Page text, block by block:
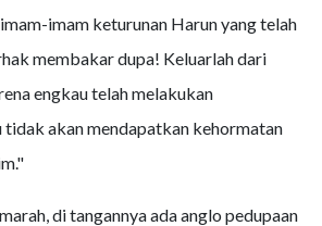
imam keturunan Harun yang telah
membakar dupa! Keluarlah dari
engkau telah melakukan
tidak akan mendapatkan kehormatan
di tangannya ada anglo pedupaan